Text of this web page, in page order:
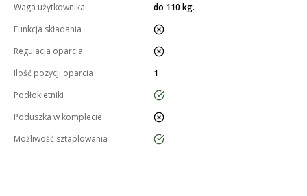
Waga użytkownika
do 110 kg.
Funkcja składania
nie
Regulacja oparcia
nie
Ilość pozycji oparcia
1
Podłokietniki
tak
Poduszka w komplecie
nie
Możliwość sztaplowania
tak